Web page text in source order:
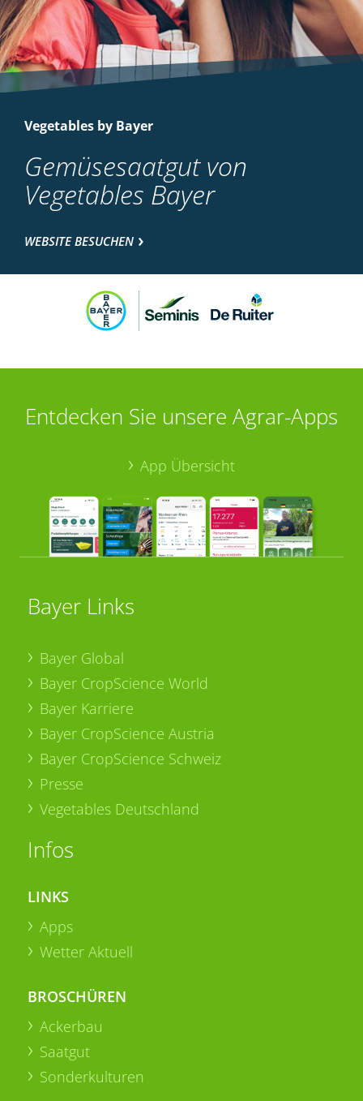
Vegetables by Bayer
Gemüsesaatgut von
Vegetables Bayer
WEBSITE BESUCHEN
Entdecken Sie unsere Agrar-Apps
App Übersicht
Bayer Links
Bayer Global
Bayer CropScience World
Bayer Karriere
Bayer CropScience Austria
Bayer CropScience Schweiz
Presse
Vegetables Deutschland
Infos
LINKS
Apps
Wetter Aktuell
BROSCHÜREN
Ackerbau
Saatgut
Sonderkulturen